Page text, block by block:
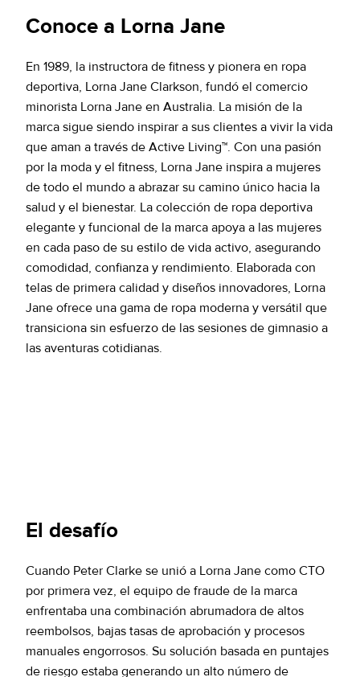
Conoce a Lorna Jane
En 1989, la instructora de fitness y pionera en ropa
deportiva, Lorna Jane Clarkson, fundó el comercio
minorista Lorna Jane en Australia. La misión de la
marca sigue siendo inspirar a sus clientes a vivir la vida
que aman a través de Active Living™. Con una pasión
por la moda y el fitness, Lorna Jane inspira a mujeres
de todo el mundo a abrazar su camino único hacia la
salud y el bienestar. La colección de ropa deportiva
elegante y funcional de la marca apoya a las mujeres
en cada paso de su estilo de vida activo, asegurando
comodidad, confianza y rendimiento. Elaborada con
telas de primera calidad y diseños innovadores, Lorna
Jane ofrece una gama de ropa moderna y versátil que
transiciona sin esfuerzo de las sesiones de gimnasio a
las aventuras cotidianas.
El desafío
Cuando Peter Clarke se unió a Lorna Jane como CTO
por primera vez, el equipo de fraude de la marca
enfrentaba una combinación abrumadora de altos
reembolsos, bajas tasas de aprobación y procesos
manuales engorrosos. Su solución basada en puntajes
de riesgo estaba generando un alto número de